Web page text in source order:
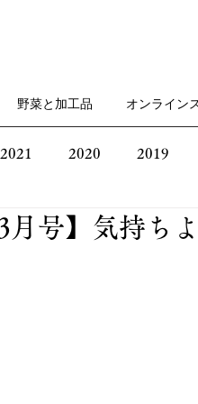
野菜と加工品 オンライン
2021 2020 2019
3月号】気持ち